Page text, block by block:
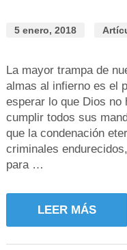
5 enero, 2018
La mayor trampa de
almas al infierno es el
esperar lo que Dios no
cumplir todos sus
que la condenación
criminales
para …
LEER MÁS